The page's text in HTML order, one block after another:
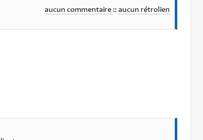
aucun commentaire :: aucun rétrolien